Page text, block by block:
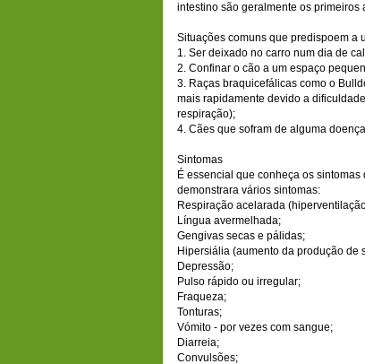
intestino são geralmente os primeiros
Situações comuns que predispoem a
1. Ser deixado no carro num dia de
2. Confinar o cão a um espaço
3. Raças braquicefálicas como o
mais rapidamente devido a
respiração);
4. Cães que sofram de alguma
Sintomas
É essencial que conheça os
demonstrara vários sintomas:
Respiração acelarada
Língua avermelhada;
Gengivas secas e pálidas;
Hipersiália (aumento da produção de
Depressão;
Pulso rápido ou irregular;
Fraqueza;
Tonturas;
Vómito - por vezes com sangue;
Diarreia;
Convulsões;